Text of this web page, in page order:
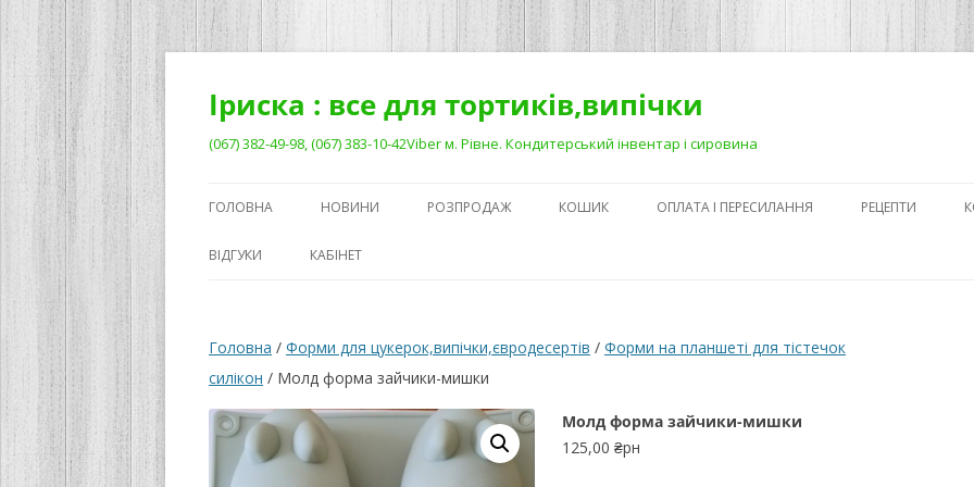
Перейти
Іриска : все для тортиків,випічки
(067) 382-49-98, (067) 383-10-42Viber м. Рівне. Кондитерський інвентар і сировина
ГОЛОВНА НОВИНИ РОЗПРОДАЖ КОШИК ОПЛАТА І ПЕРЕСИЛАННЯ РЕЦЕПТИ
АБО ЯК
ВІДГУКИ КАБІНЕТ
Головна / Форми для цукерок,випічки,євродесертів / Форми на планшеті для тістечок
силікон / Молд форма зайчики-мишки
Молд форма зайчики-мишки
125,00 ₴рн